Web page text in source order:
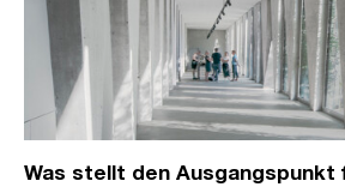
Was stellt den Ausgangspunkt